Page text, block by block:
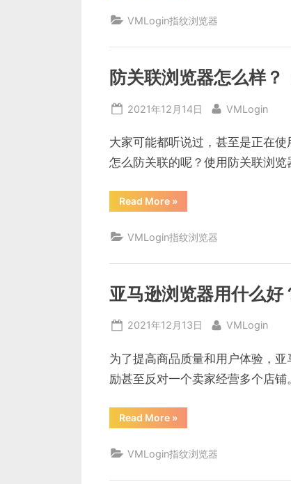
器
么，
什
超
览
器”
VMLogin指纹浏览器
防关联浏览器怎么样？
Posted
2021年12月14日 By
VMLogin
大家可能都听说过，甚至是正在
怎么防关联的呢？使用防关联浏
Read More“防
关
览
（防
关
览
谱
吗）”
»
VMLogin指纹浏览器
亚马逊浏览器用什么好
Posted
2021年12月13日 By
VMLogin
为了提高商品质量和用户体验，
励甚至反对一个卖家经营多个店
Read More“亚
马
览
»
VMLogin指纹浏览器